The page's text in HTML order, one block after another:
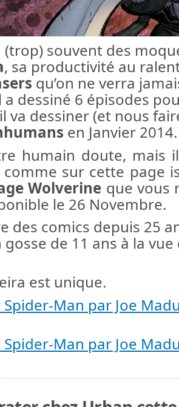
(trop) souvent des
, sa productivité au
qu’on ne verra
a dessiné 6 épisodes
va dessiner (et nous
en Janvier 2014.
humain doute, mais
sur cette page
Wolverine que vous
le 26 Novembre.
des comics depuis 25
de 11 ans à la vue
est unique.
Man par Joe
Spider-Man par Joe